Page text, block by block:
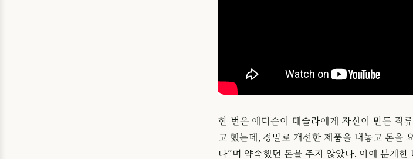
한 번은 에디슨이 테슬라에게 자신이 만든 직
고 했는데, 정말로 개선한 제품을 내놓고 돈을
다”며 약속했던 돈을 주지 않았다. 이에 분개한